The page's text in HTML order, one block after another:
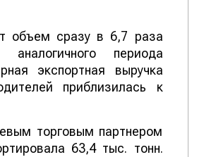
объем сразу в 6,7 раза
аналогичного периода
экспортная выручка
приблизилась к
торговым партнером
63,4 тыс. тонн.